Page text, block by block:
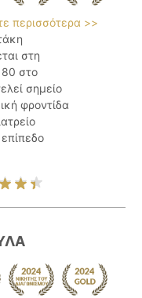
περισσότερα >>
στη
στο
σημείο
φροντίδα